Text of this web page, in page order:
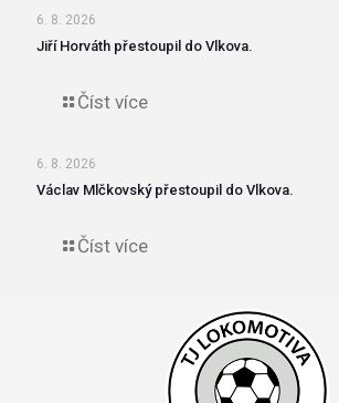
6. 8. 2026
Jiří Horváth přestoupil do Vlkova.
Číst více
6. 8. 2026
Václav Mlčkovský přestoupil do Vlkova.
Číst více